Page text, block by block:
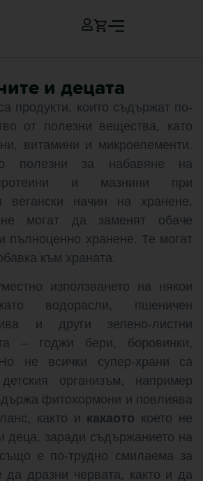
и децата
продукти, които съдържат по-
от полезни вещества, като
витамини и микроелементи.
полезни за набавяне на
и мазнини при
вегански начин на хранене.
не могат да заменят обаче
пълноценно хранене. Те могат
към храната.
използването на някои
водорасли, пшеничен
и други зелено-листни
– годжи бери, боровинки,
не всички супер-храни са
организъм, например
фитохормони и повлиява
както и какаото което не
деца, заради съдържанието на
също е по-трудно смилаема за
да дразни червата, както и да